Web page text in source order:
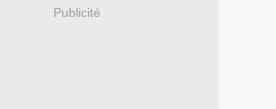
Publicité